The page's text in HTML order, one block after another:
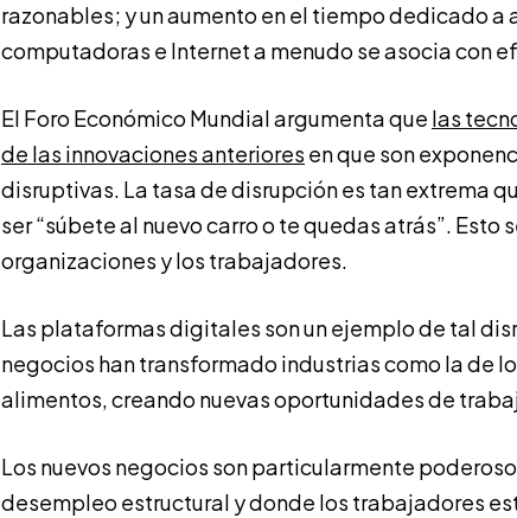
razonables; y un aumento en el tiempo dedicado
computadoras e Internet a menudo se asocia con
El Foro Económico Mundial argumenta que las
de las innovaciones anteriores en que son
disruptivas. La tasa de disrupción es tan extrema
ser “súbete al nuevo carro o te quedas atrás”. Esto
organizaciones y los trabajadores.
Las plataformas digitales son un ejemplo de tal
negocios han transformado industrias como la de
alimentos, creando nuevas oportunidades de
Los nuevos negocios son particularmente
desempleo estructural y donde los trabajadores